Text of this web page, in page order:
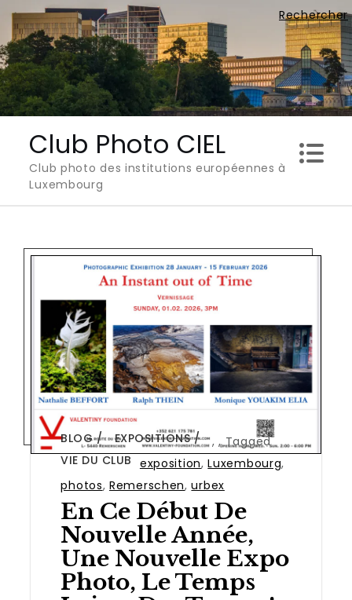
Rechercher
Skip
content
Club Photo CIEL
Club photo des institutions européennes à
Luxembourg
BLOG ,
EXPOSITIONS
,
VIE DU CLUB
Tagged
exposition,Luxembourg,
photos,Remerschen,urbex
En Ce Début De
Nouvelle Année,
Une Nouvelle Expo
Photo, Le Temps